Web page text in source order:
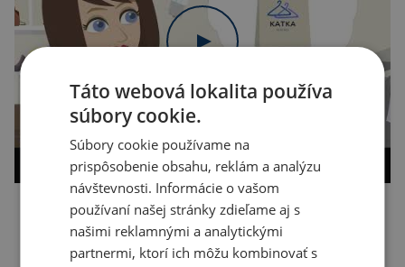
Kopírovať odkaz
Táto webová lokalita používa
súbory cookie.
Súbory cookie používame na
prispôsobenie obsahu, reklám a analýzu
návštevnosti. Informácie o vašom
používaní našej stránky zdieľame aj s
našimi reklamnými a analytickými
partnermi, ktorí ich môžu kombinovať s